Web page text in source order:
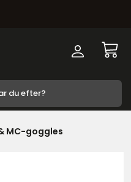
MC-goggles